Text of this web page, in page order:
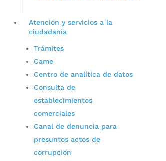
Atención y servicios a la
ciudadanía
Trámites
Came
Centro de analítica de datos
Consulta de
establecimientos
comerciales
Canal de denuncia para
presuntos actos de
corrupción